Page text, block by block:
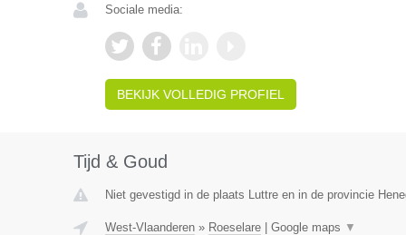
Sociale media:
BEKIJK VOLLEDIG PROFIEL
Tijd & Goud
Niet gevestigd in de plaats Luttre en in de provincie
West-Vlaanderen» Roeselare| Google maps ▼